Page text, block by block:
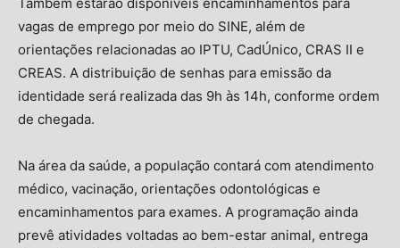
vagas de emprego por meio do SINE, além de
orientações relacionadas ao IPTU, CadÚnico, CRAS II e
CREAS. A distribuição de senhas para emissão da
identidade será realizada das 9h às 14h, conforme ordem
de chegada.
Na área da saúde, a população contará com atendimento
médico, vacinação, orientações odontológicas e
encaminhamentos para exames. A programação ainda
prevê atividades voltadas ao bem-estar animal, entrega